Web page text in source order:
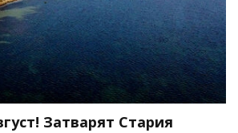
Затварят Стария